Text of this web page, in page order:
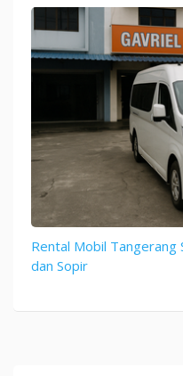
Rental Mobil Tangerang
dan Sopir